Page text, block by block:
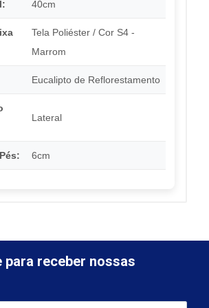
40cm
Tela Poliéster / Cor S4 -
Marrom
Eucalipto de Reflorestamento
Lateral
6cm
para receber nossas